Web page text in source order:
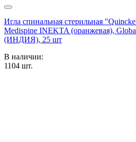
Игла спинальная стерильная
Medispine INEKTA (оранжевая),
(ИНДИЯ), 25 шт
В наличии:
1104 шт.